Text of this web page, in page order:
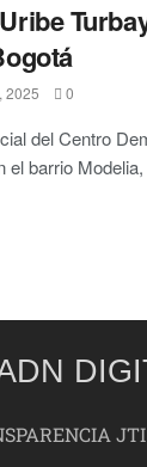
2025 0
del Centro
el barrio
JTI